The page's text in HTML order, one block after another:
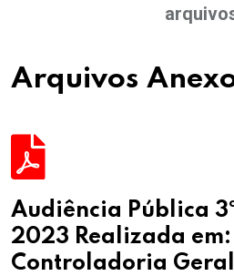
Arquivos
Audiência Pública
2023 Realizada
Controladoria Geral